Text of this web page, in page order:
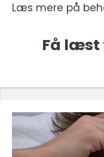
Læs mere på
Få læst